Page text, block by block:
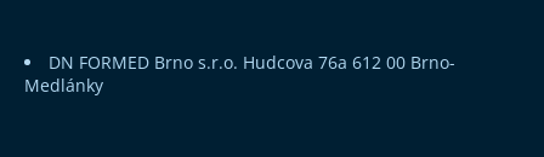
DN FORMED Brno s.r.o. Hudcova 76a 612 00 Brno-
Medlánky